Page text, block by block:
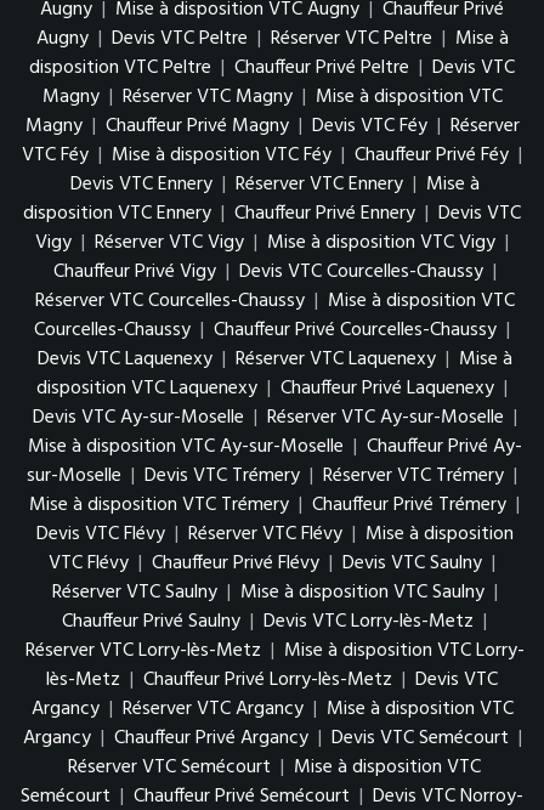
Augny | Mise à disposition VTC Augny | Chauffeur Privé
Augny | Devis VTC Peltre | Réserver VTC Peltre | Mise à
disposition VTC Peltre | Chauffeur Privé Peltre | Devis VTC
Magny | Réserver VTC Magny | Mise à disposition VTC
Magny | Chauffeur Privé Magny | Devis VTC Féy | Réserver
VTC Féy | Mise à disposition VTC Féy | Chauffeur Privé Féy |
Devis VTC Ennery | Réserver VTC Ennery | Mise à
disposition VTC Ennery | Chauffeur Privé Ennery | Devis VTC
Vigy | Réserver VTC Vigy | Mise à disposition VTC Vigy |
Chauffeur Privé Vigy | Devis VTC Courcelles-Chaussy |
Réserver VTC Courcelles-Chaussy | Mise à disposition VTC
Courcelles-Chaussy | Chauffeur Privé Courcelles-Chaussy |
Devis VTC Laquenexy | Réserver VTC Laquenexy | Mise à
disposition VTC Laquenexy | Chauffeur Privé Laquenexy |
Devis VTC Ay-sur-Moselle | Réserver VTC Ay-sur-Moselle |
Mise à disposition VTC Ay-sur-Moselle | Chauffeur Privé Ay-
sur-Moselle | Devis VTC Trémery | Réserver VTC Trémery |
Mise à disposition VTC Trémery | Chauffeur Privé Trémery |
Devis VTC Flévy | Réserver VTC Flévy | Mise à disposition
VTC Flévy | Chauffeur Privé Flévy | Devis VTC Saulny |
Réserver VTC Saulny | Mise à disposition VTC Saulny |
Chauffeur Privé Saulny | Devis VTC Lorry-lès-Metz |
Réserver VTC Lorry-lès-Metz | Mise à disposition VTC Lorry-
lès-Metz | Chauffeur Privé Lorry-lès-Metz | Devis VTC
Argancy | Réserver VTC Argancy | Mise à disposition VTC
Argancy | Chauffeur Privé Argancy | Devis VTC Semécourt |
Réserver VTC Semécourt | Mise à disposition VTC
Semécourt | Chauffeur Privé Semécourt | Devis VTC Norroy-